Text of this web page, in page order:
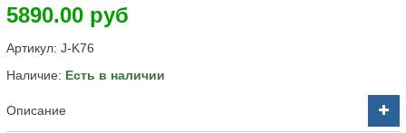
5890.00 руб
Артикул: J-K76
Наличие: Есть в наличии
Описание